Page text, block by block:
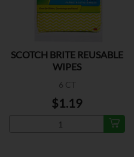
SCOTCH BRITE REUSABLE
WIPES
6 CT
$1.19